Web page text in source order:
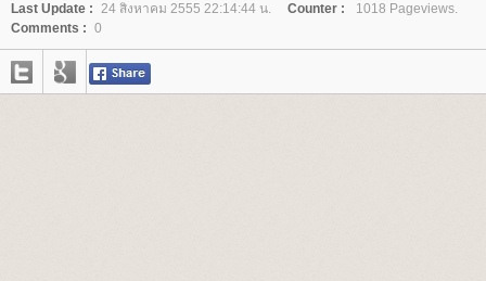
Last Update : 24 สิงหาคม 2555 22:14:44 น. Counter :
1018 Pageviews.
Comments : 0